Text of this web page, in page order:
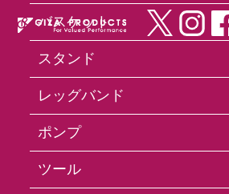
バスケット
スタンド
レッグバンド
ポンプ
ツール
Products
サドル／シートポスト／シート
1533 Saddle